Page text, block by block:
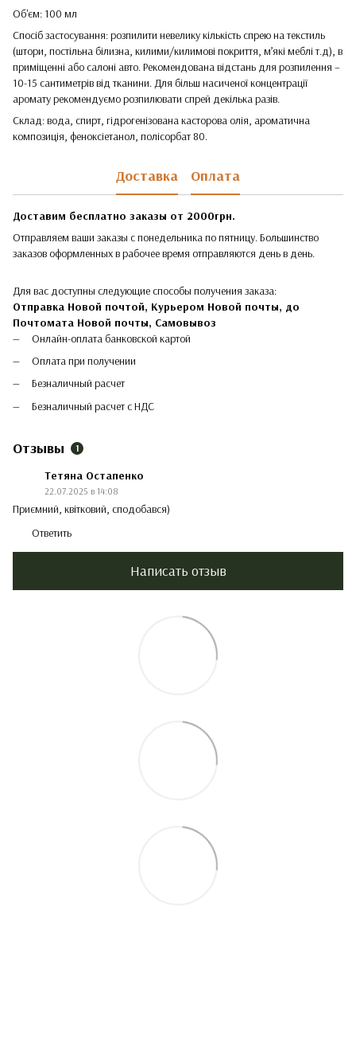
Об'єм: 100 мл
Спосіб застосування: розпилити невелику кількість спрею на текстиль
(штори, постільна білизна, килими/килимові покриття, м’які меблі т.д), в
приміщенні або салоні авто. Рекомендована відстань для розпилення –
10-15 сантиметрів від тканини. Для більш насиченої концентрації
аромату рекомендуємо розпилювати спрей декілька разів.
Склад: вода, спирт, гідрогенізована касторова олія, ароматична
композиція, феноксіетанол, полісорбат 80.
Доставка Оплата
Доставим бесплатно заказы от 2000грн.
Отправляем ваши заказы с понедельника по пятницу. Большинство
заказов оформленных в рабочее время отправляются день в день.
Для вас доступны следующие способы получения заказа:
Отправка Новой почтой, Курьером Новой почты, до
Почтомата Новой почты, Самовывоз
Онлайн-оплата банковской картой
Оплата при получении
Безналичный расчет
Безналичный расчет с НДС
Отзывы 1
Тетяна Остапенко
22.07.2025 в 14:08
Приємний, квітковий, сподобався)
Ответить
Написать отзыв